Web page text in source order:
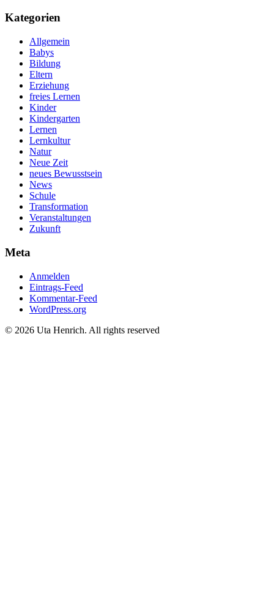
Kategorien
Allgemein
Babys
Bildung
Eltern
Erziehung
freies Lernen
Kinder
Kindergarten
Lernen
Lernkultur
Natur
Neue Zeit
neues Bewusstsein
News
Schule
Transformation
Veranstaltungen
Zukunft
Meta
Anmelden
Eintrags-Feed
Kommentar-Feed
WordPress.org
© 2026 Uta Henrich. All rights reserved